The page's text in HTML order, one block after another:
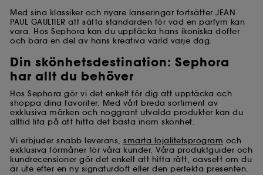
Med sina klassiker och nyare lanseringar fortsätter JEAN
PAUL GAULTIER att sätta standarden för vad en parfym kan
vara. Hos Sephora kan du upptäcka hans ikoniska dofter
och bära en del av hans kreativa värld varje dag.
Din skönhetsdestination: Sephora
har allt du behöver
Hos Sephora gör vi det enkelt för dig att upptäcka och
shoppa dina favoriter. Med vårt breda sortiment av
exklusiva märken och noggrant utvalda produkter kan du
alltid lita på att hitta det bästa inom skönhet.
Vi erbjuder snabb leverans, smarta lojalitetsprogram och
exklusiva förmåner för våra kunder. Våra produktguider och
kundrecensioner gör det enkelt att hitta rätt, oavsett om du
är ute efter en ny signaturdoft eller den perfekta presenten.